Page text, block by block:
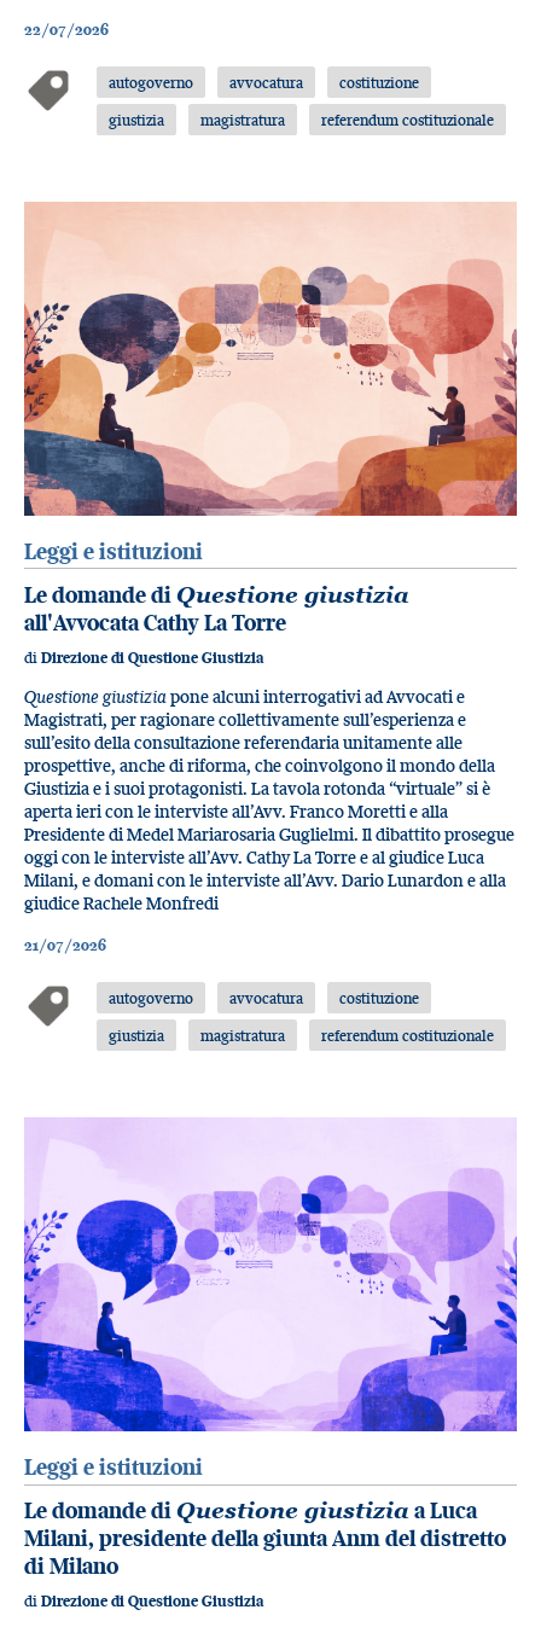
22/07/2026
autogoverno avvocatura
costituzione
giustizia
magistratura referendum costituzionale
Leggi e istituzioni
Le domande diQuestione giustizia
all'Avvocata Cathy La Torre
di Direzione di Questione Giustizia
Questione giustiziapone alcuni interrogativi ad Avvocati e
Magistrati, per ragionare collettivamente sull’esperienza e
sull’esito della consultazione referendaria unitamente alle
prospettive, anche di riforma, che coinvolgono il mondo della
Giustizia e i suoi protagonisti. La tavola rotonda “virtuale” si è
aperta ieri con le interviste all’Avv. Franco Moretti e alla
Presidente di Medel Mariarosaria Guglielmi. Il dibattito prosegue
oggi con le interviste all’Avv. Cathy La Torre e al giudice Luca
Milani, e domani con le interviste all’Avv. Dario Lunardon e alla
giudice Rachele Monfredi
21/07/2026
autogoverno avvocatura
costituzione
giustizia
magistratura referendum costituzionale
Leggi e istituzioni
Le domande diQuestione giustizia a Luca
Milani, presidente della giunta Anm del distretto
di Milano
di Direzione di Questione Giustizia